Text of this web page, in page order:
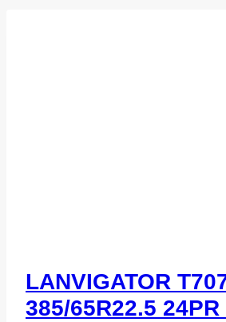
ПОПУЛЯРНЫЕ
ШИНЫ
LANVIGATOR
385/65R22.5